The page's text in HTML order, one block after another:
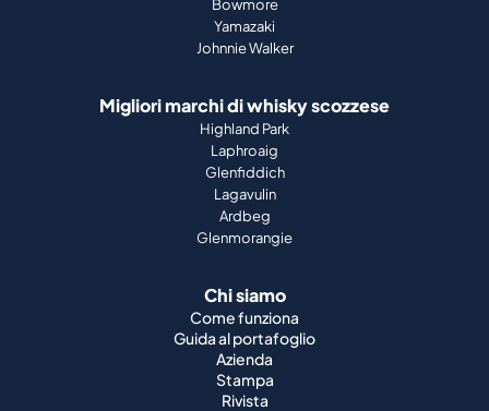
Bowmore
Yamazaki
Johnnie Walker
Migliori marchi di whisky scozzese
Highland Park
Laphroaig
Glenfiddich
Lagavulin
Ardbeg
Glenmorangie
Chi siamo
Come funziona
Guida al portafoglio
Azienda
Stampa
Rivista